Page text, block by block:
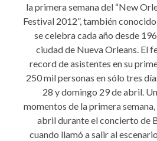
la primera semana del “New
Festival 2012”, también
se celebra cada año desde
ciudad de Nueva Orleans. El
record de asistentes en su
250 mil personas en sólo tres
28 y domingo 29 de abril.
momentos de la primera
abril durante el concierto de
cuando llamó a salir al